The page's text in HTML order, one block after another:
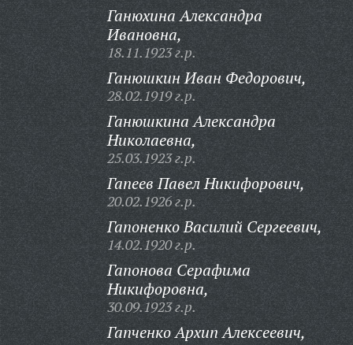
Ганюхина Александра
Ивановна,
18.11.1923 г.р.
Ганюшкин Иван Федорович,
28.02.1919 г.р.
Ганюшкина Александра
Николаевна,
25.03.1923 г.р.
Гапеев Павел Никифорович,
20.02.1926 г.р.
Гапоненко Василий Сергеевич,
14.02.1920 г.р.
Гапонова Серафима
Никифоровна,
30.09.1923 г.р.
Гапченко Архип Алексеевич,